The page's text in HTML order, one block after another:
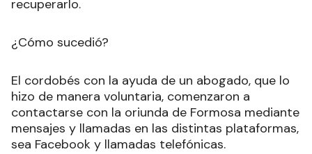
recuperarlo.
¿Cómo sucedió?
El cordobés con la ayuda de un abogado, que lo
hizo de manera voluntaria, comenzaron a
contactarse con la oriunda de Formosa mediante
mensajes y llamadas en las distintas plataformas,
sea Facebook y llamadas telefónicas.